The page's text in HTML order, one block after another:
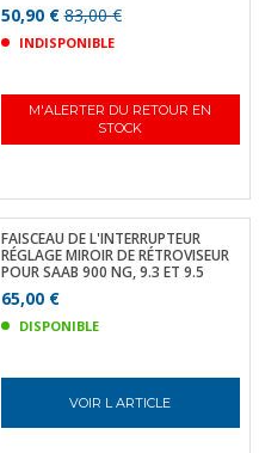
50,90 €83,00 €
INDISPONIBLE
M'ALERTER DU RETOUR EN
STOCK
FAISCEAU DE L'INTERRUPTEUR
RÉGLAGE MIROIR DE RÉTROVISEUR
POUR SAAB 900 NG, 9.3 ET 9.5
65,00 €
DISPONIBLE
VOIR L ARTICLE